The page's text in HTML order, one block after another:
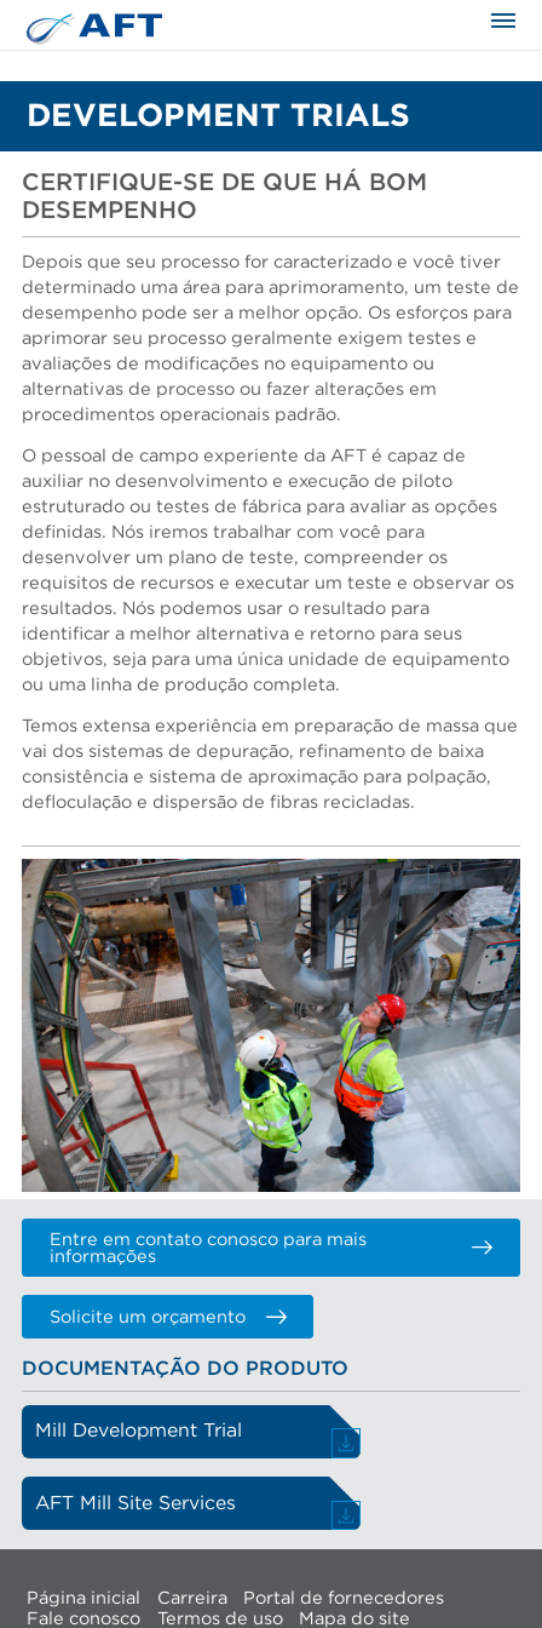
DEVELOPMENT TRIALS
CERTIFIQUE-SE DE QUE HÁ BOM
DESEMPENHO
Depois que seu processo for caracterizado e você tiver
determinado uma área para aprimoramento, um teste de
desempenho pode ser a melhor opção. Os esforços para
aprimorar seu processo geralmente exigem testes e
avaliações de modificações no equipamento ou
alternativas de processo ou fazer alterações em
procedimentos operacionais padrão.
O pessoal de campo experiente da AFT é capaz de
auxiliar no desenvolvimento e execução de piloto
estruturado ou testes de fábrica para avaliar as opções
definidas. Nós iremos trabalhar com você para
desenvolver um plano de teste, compreender os
requisitos de recursos e executar um teste e observar os
resultados. Nós podemos usar o resultado para
identificar a melhor alternativa e retorno para seus
objetivos, seja para uma única unidade de equipamento
ou uma linha de produção completa.
Temos extensa experiência em preparação de massa que
vai dos sistemas de depuração, refinamento de baixa
consistência e sistema de aproximação para polpação,
defloculação e dispersão de fibras recicladas.
Entre em contato conosco para mais
informações
Solicite um orçamento
DOCUMENTAÇÃO DO PRODUTO
Mill Development Trial
AFT Mill Site Services
Página inicial Carreira
Portal de fornecedores
Fale conosco
Termos de uso Mapa do site